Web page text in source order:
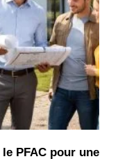
PFAC pour une